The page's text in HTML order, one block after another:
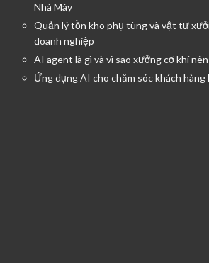
Nhà Máy
Quản lý tồn kho phụ tùng và vật tư
doanh nghiệp
AI agent là gì và vì sao xưởng cơ khí
Ứng dụng AI cho chăm sóc khách hàng